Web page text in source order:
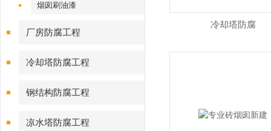
烟囱刷油漆
厂房防腐工程
冷却塔防腐工程
钢结构防腐工程
凉水塔防腐工程
冷却塔防腐